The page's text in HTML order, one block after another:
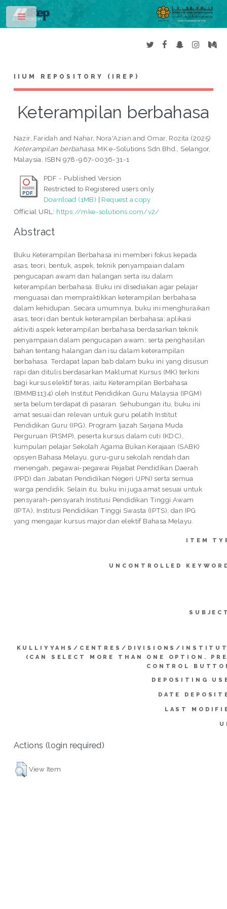
IIUM REPOSITORY (IREP)
Keterampilan berbahasa
Nazir, Faridah and Nahar, Nora'Azian and Omar, Rozita (2025)
Keterampilan berbahasa. MK e-Solutions Sdn.Bhd., Selangor,
Malaysia. ISBN 978-967-0036-31-1
PDF - Published Version
Restricted to Registered users only
Download (1MB) | Request a copy
Official URL: https://mke-solutions.com/v2/
Abstract
Buku Keterampilan Berbahasa ini memberi fokus kepada
asas, teori, bentuk, aspek, teknik penyampaian dalam
pengucapan awam dan halangan serta isu dalam
keterampilan berbahasa. Buku ini disediakan agar pelajar
menguasai dan mempraktikkan keterampilan berbahasa
dalam kehidupan. Secara umumnya, buku ini menghuraikan
asas, teori dan bentuk keterampilan berbahasa; aplikasi
aktiviti aspek keterampilan berbahasa berdasarkan teknik
penyampaian dalam pengucapan awam; serta penghasilan
bahan tentang halangan dan isu dalam keterampilan
berbahasa. Terdapat lapan bab dalam buku ini yang disusun
rapi dan ditulis berdasarkan Maklumat Kursus (MK) terkini
bagi kursus elektif teras, iaitu Keterampilan Berbahasa
(BMMB1134) oleh Institut Pendidikan Guru Malaysia (IPGM)
serta belum terdapat di pasaran. Sehubungan itu, buku ini
amat sesuai dan relevan untuk guru pelatih Institut
Pendidikan Guru (IPG), Program Ijazah Sarjana Muda
Perguruan (PISMP), peserta kursus dalam cuti (KDC),
kumpulan pelajar Sekolah Agama Bukan Kerajaan (SABK)
opsyen Bahasa Melayu, guru-guru sekolah rendah dan
menengah, pegawai-pegawai Pejabat Pendidikan Daerah
(PPD) dan Jabatan Pendidikan Negeri (JPN) serta semua
warga pendidik. Selain itu, buku ini juga amat sesuai untuk
pensyarah-pensyarah Institusi Pendidikan Tinggi Awam
(IPTA), Institusi Pendidikan Tinggi Swasta (IPTS), dan IPG
yang mengajar kursus major dan elektif Bahasa Melayu.
ITEM
UNCONTROLLED
KULLIYYAHS/CENTRES/DIVISIONS/
(CAN SELECT MORE THAN ONE OPTION.
CONTROL
DEPOSITING
DATE
LAST
Actions (login required)
View Item
Toggle